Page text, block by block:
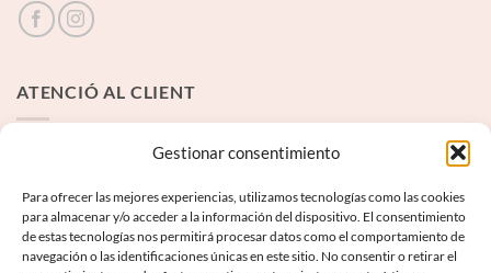
Gestionar consentimiento
Para ofrecer las mejores experiencias, utilizamos tecnologías como las cookies
para almacenar y/o acceder a la información del dispositivo. El consentimiento
de estas tecnologías nos permitirá procesar datos como el comportamiento de
navegación o las identificaciones únicas en este sitio. No consentir o retirar el
ATENCIÓ AL CLIENT
INFORMACIÓ LEGAL